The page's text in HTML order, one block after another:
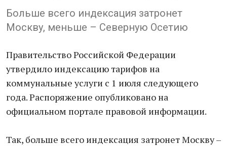
Больше всего индексация затронет
Москву, меньше – Северную Осетию
Правительство Российской Федерации
утвердило индексацию тарифов на
коммунальные услуги с 1 июля следующего
года. Распоряжение опубликовано на
официальном портале правовой информации.
Так, больше всего индексация затронет Москву –